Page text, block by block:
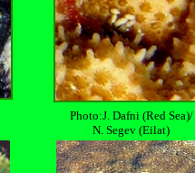
Photo:J. Dafni (Red Sea)/
N. Segev (Eilat)